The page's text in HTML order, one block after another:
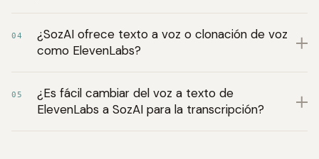
04
¿SozAI ofrece texto a voz o clonación de voz
como ElevenLabs?
05
¿Es fácil cambiar del voz a texto de
ElevenLabs a SozAI para la transcripción?